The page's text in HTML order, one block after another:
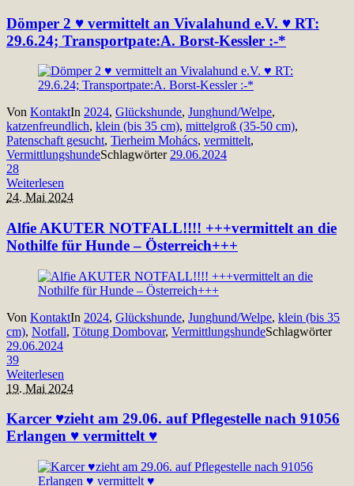
Dömper 2 ♥ vermittelt an Vivalahund e.V. ♥ RT:
29.6.24; Transportpate:A. Borst-Kessler :-*
Von KontaktIn 2024, Glückshunde, Junghund/Welpe,
katzenfreundlich, klein (bis 35 cm), mittelgroß (35-50 cm),
Patenschaft gesucht, Tierheim Mohács, vermittelt,
VermittlungshundeSchlagwörter 29.06.2024
28
Weiterlesen
24. Mai 2024
Alfie AKUTER NOTFALL!!!! +++vermittelt an die
Nothilfe für Hunde – Österreich+++
Von KontaktIn 2024, Glückshunde, Junghund/Welpe, klein (bis 35
cm), Notfall, Tötung Dombovar, VermittlungshundeSchlagwörter
29.06.2024
39
Weiterlesen
19. Mai 2024
Karcer ♥zieht am 29.06. auf Pflegestelle nach 91056
Erlangen ♥ vermittelt ♥